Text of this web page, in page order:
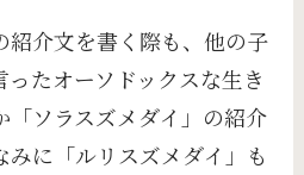
紹介文を書く際も、他の子
たオーソドックスな生き
「ソラスズメダイ」の紹介
に「ルリスズメダイ」も